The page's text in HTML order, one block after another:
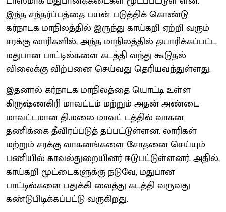
இந்த சந்தர்ப்பத்தை பயன் படுத்திக் கொண்டு
கர்நாடக மாநிலத்தில் இருந்து காய்கறி ஏற்றி வரும்
சரக்கு லாரிகளில், அந்த மாநிலத்தில் தயாரிக்கப்பட்ட
மதுபான பாட்டில்களை கடத்தி வந்து கூடுதல்
விலைக்கு விற்பனை செய்வது தெரியவந்துள்ளது.
இதனால் கர்நாடக மாநிலத்தை யொட்டி உள்ள
கிருஷ்ணகிரி மாவட்டம் மற்றும் அதன் அண்டை
மாவட்டமான தி.மலை மாவட் டத்தில் வாகன
தணிக்கை தீவிரப்படுத் தப்பட்டுள்ளன. லாரிகள்
மற்றும் சரக்கு வாகனங்களை சோதனை செய்யும்
பணியில் காவல்துறையினர் ஈடுபட்டுள்ளனர். அதில்,
காய்கறி மூட்டைகளுக்கு நடுவே, மதுபான
பாட்டில்களை பதுக்கி வைத்து கடத்தி வருவது
கண்டுபிடிக்கப்பட்டு வருகிறது.